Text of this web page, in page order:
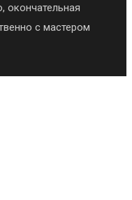
окончательная
с мастером